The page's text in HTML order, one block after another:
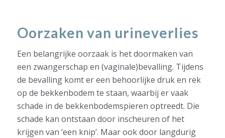
Oorzaken van urineverlies
Een belangrijke oorzaak is het doormaken van
een zwangerschap en (vaginale)bevalling. Tijdens
de bevalling komt er een behoorlijke druk en rek
op de bekkenbodem te staan, waarbij er vaak
schade in de bekkenbodemspieren optreedt. Die
schade kan ontstaan door inscheuren of het
krijgen van ‘een knip’. Maar ook door langdurig